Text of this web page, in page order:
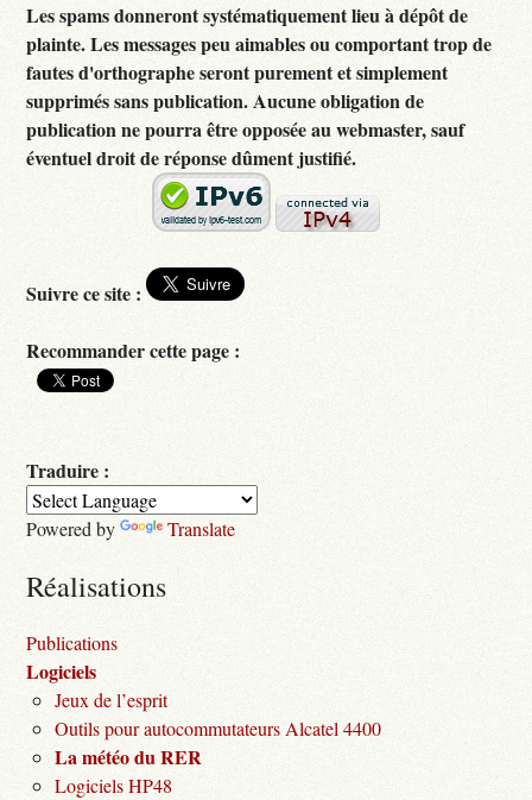
Les spams donneront systématiquement lieu à dépôt de
plainte. Les messages peu aimables ou comportant trop de
fautes d'orthographe seront purement et simplement
supprimés sans publication. Aucune obligation de
publication ne pourra être opposée au webmaster, sauf
éventuel droit de réponse dûment justifié.
Suivre ce site :
Recommander cette page :
Traduire :
Powered by Translate
Réalisations
Publications
Logiciels
Jeux de l’esprit
Outils pour autocommutateurs Alcatel 4400
La météo du RER
Logiciels HP48